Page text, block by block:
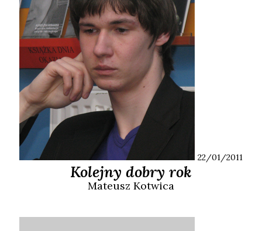
22/01/2011
Kolejny dobry rok
Mateusz Kotwica